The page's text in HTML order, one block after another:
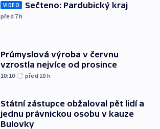
VIDEO Sečteno: Pardubický kraj
před 7h
Průmyslová výroba v červnu
vzrostla nejvíce od prosince
10:10 před 10 h
Státní zástupce obžaloval pět lidí a
jednu právnickou osobu v kauze
Bulovky